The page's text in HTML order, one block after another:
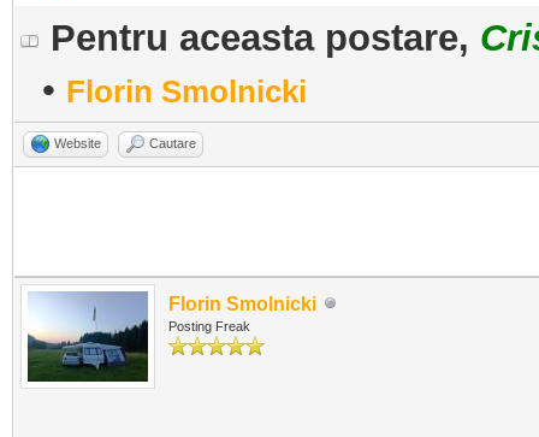
Pentru aceasta postare,
• Florin Smolnicki
Website Cautare
Florin Smolnicki
Posting Freak